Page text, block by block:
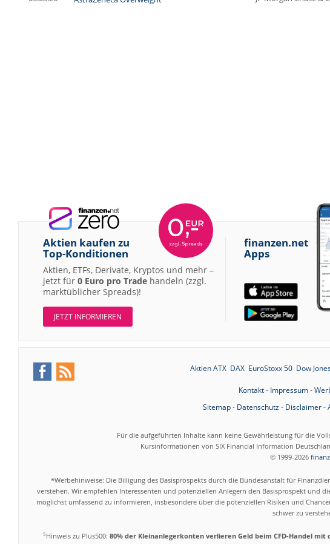
Aktien kaufen zu
Top-Konditionen
Aktien, ETFs, Derivate, Kryptos und mehr –
jetzt für 0 Euro pro Trade handeln (zzgl.
marktüblicher Spreads)!
JETZT INFORMIEREN
finanzen.net
Apps
Aktien ATX DAX EuroStoxx 50 Dow
Kontakt- Impressum-
Sitemap- Datenschutz- Disclaimer-
Für die aufgeführten Inhalte kann keine Gewährleistung für die
Kursinformationen von SIX Financial Information
© 1999-2026
*Werbehinweise: Die Billigung des Basisprospekts durch die Bundesanstalt für
verstehen. Wir empfehlen Interessenten und potenziellen Anlegern den Basisprospekt und
möglichst umfassend zu informieren, insbesondere über die potenziellen Risiken und
schwer zu
5Hinweis zu Plus500: 80% der Kleinanlegerkonten verlieren Geld beim CFD-Handel mit